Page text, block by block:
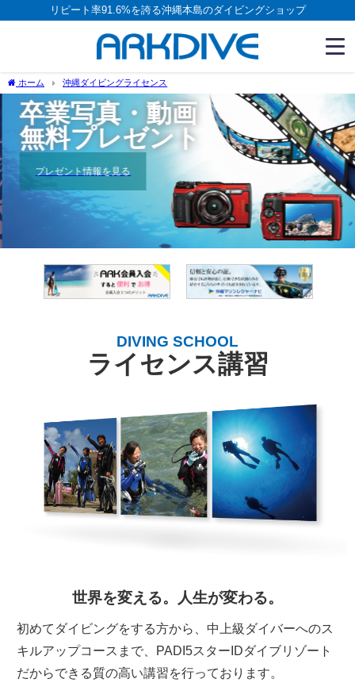
リピート率91.6%を誇る沖縄本島のダイビングショップ
ホーム 沖縄ダイビングライセンス
卒業写真・動画
無料プレゼント
プレゼント情報を見る
DIVING SCHOOL
ライセンス講習
世界を変える。人生が変わる。
初めてダイビングをする方から、中上級ダイバーへのス
キルアップコースまで、PADI5スターIDダイブリゾート
だからできる質の高い講習を行っております。